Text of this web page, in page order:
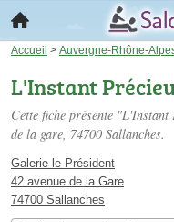
Accueil > Auvergne-Rhône-
L'Instant
Cette fiche présente
de la gare, 74700 Sallanches.
Galerie le Président
42 avenue de la Gare
74700 Sallanches